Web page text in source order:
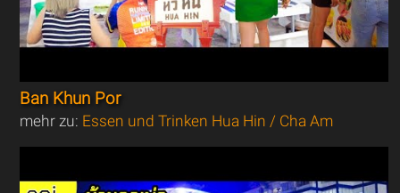
Ban Khun Por
mehr zu: Essen und Trinken Hua Hin / Cha Am